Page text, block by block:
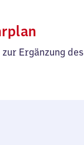
65
Ergänzung des